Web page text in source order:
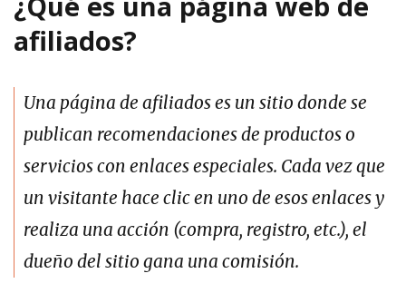
afiliados?
Una página de afiliados es un sitio donde se
publican recomendaciones de productos o
servicios con enlaces especiales. Cada vez que
un visitante hace clic en uno de esos enlaces y
realiza una acción (compra, registro, etc.), el
dueño del sitio gana una comisión.